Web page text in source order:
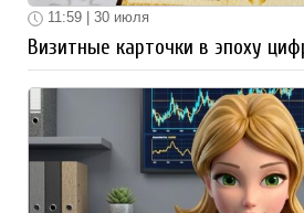
11:59 | 30 июля
Визитные карточки в эпоху